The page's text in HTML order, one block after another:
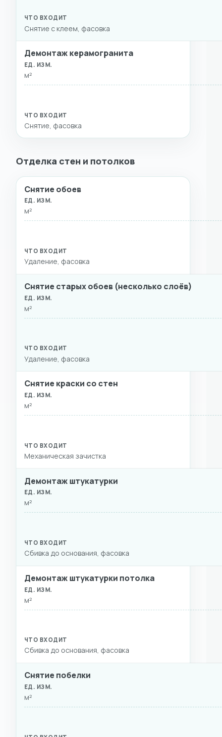
Снятие с клеем, фасовка
Демонтаж керамогранита
м²
Снятие, фасовка
Отделка стен и потолков
ВИД РАБОТ
Снятие обоев
м²
Удаление, фасовка
Снятие старых обоев (несколько слоёв)
м²
Удаление, фасовка
Снятие краски со стен
м²
Механическая зачистка
Демонтаж штукатурки
м²
Сбивка до основания, фасовка
Демонтаж штукатурки потолка
м²
Сбивка до основания, фасовка
Снятие побелки
м²